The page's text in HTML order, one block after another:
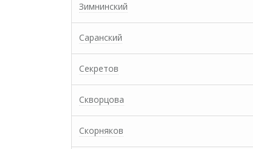
Зимнинский
Саранский
Секретов
Скворцова
Скорняков